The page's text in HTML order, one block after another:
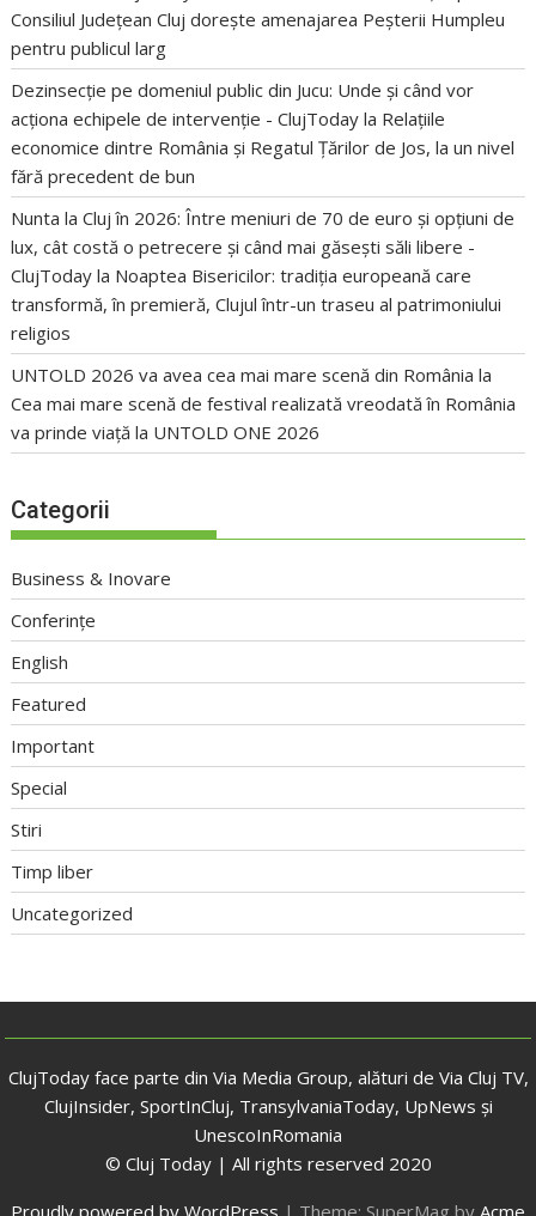
Consiliul Județean Cluj dorește amenajarea Peșterii Humpleu
pentru publicul larg
Dezinsecție pe domeniul public din Jucu: Unde și când vor
acționa echipele de intervenție - ClujToday la Relațiile
economice dintre România și Regatul Țărilor de Jos, la un nivel
fără precedent de bun
Nunta la Cluj în 2026: Între meniuri de 70 de euro și opțiuni de
lux, cât costă o petrecere și când mai găsești săli libere -
ClujToday la Noaptea Bisericilor: tradiția europeană care
transformă, în premieră, Clujul într-un traseu al patrimoniului
religios
UNTOLD 2026 va avea cea mai mare scenă din România la
Cea mai mare scenă de festival realizată vreodată în România
va prinde viață la UNTOLD ONE 2026
Categorii
Business & Inovare
Conferințe
English
Featured
Important
Special
Stiri
Timp liber
Uncategorized
ClujToday face parte din Via Media Group, alături de Via Cluj TV,
ClujInsider, SportInCluj, TransylvaniaToday, UpNews și
UnescoInRomania
© Cluj Today | All rights reserved 2020